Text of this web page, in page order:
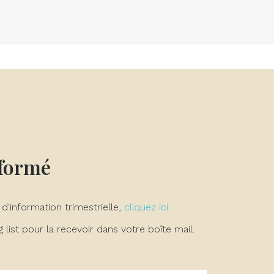
trimestrielle, cliquez ici.
list pour la recevoir dans votre boîte mail.